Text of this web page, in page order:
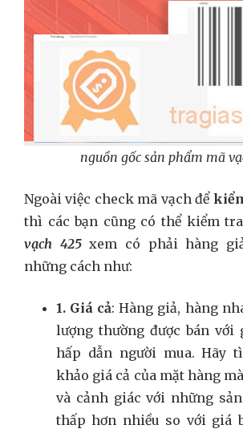
nguồn gốc sản phẩm mã
Ngoài việc check mã vạch để
thì các bạn cũng có thể kiểm
vạch 425xem có phải hàng
những cách như:
1. Giá cả: Hàng giả, hàng
lượng thường được bán với
hấp dẫn người mua. Hãy
khảo giá cả của mặt hàng
và cảnh giác với những
thấp hơn nhiều so với giá